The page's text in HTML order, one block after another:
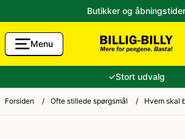
Butikker og åbningstider
Menu
✓Stort udvalg
Andre kostumer
Sidste skoledag kostume
Forsiden / Ofte stillede spørgsmål / Hvem skal